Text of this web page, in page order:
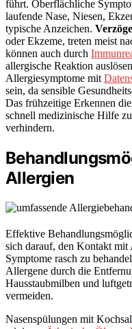
führt. Oberflächliche
laufende Nase, Niesen,
typische Anzeichen.
oder Ekzeme, treten meist
können auch durch
allergische Reaktion
Allergiesymptome mit
sein, da sensible
Das frühzeitige Erkennen
schnell medizinische Hilfe
verhindern.
Allergien
Effektive
sich darauf, den Kontakt mit
Symptome rasch zu
Allergene durch die
Hausstaubmilben und
vermeiden.
Nasenspülungen mit